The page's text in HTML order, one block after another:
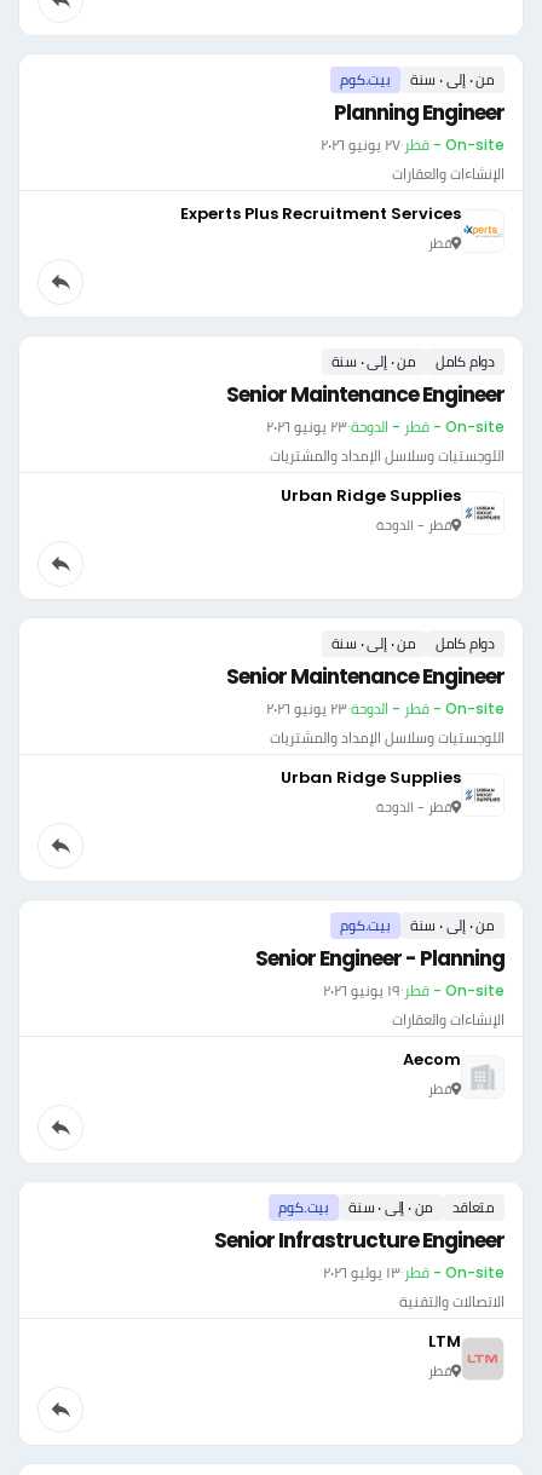
من ٠ إلى ٠ سنة بيت.كوم
Planning Engineer
On-site - قطر ·٢٧ يونيو ٢٠٢٦
الإنشاءات والعقارات
Experts Plus Recruitment Services
قطر
دوام كامل من ٠ إلى ٠ سنة
Senior Maintenance Engineer
On-site - قطر - الدوحة ·٢٣ يونيو ٢٠٢٦
اللوجستيات وسلاسل الإمداد والمشتريات
Urban Ridge Supplies
قطر - الدوحة
دوام كامل من ٠ إلى ٠ سنة
Senior Maintenance Engineer
On-site - قطر - الدوحة ·٢٣ يونيو ٢٠٢٦
اللوجستيات وسلاسل الإمداد والمشتريات
Urban Ridge Supplies
قطر - الدوحة
من ٠ إلى ٠ سنة بيت.كوم
Senior Engineer - Planning
On-site - قطر ·١٩ يونيو ٢٠٢٦
الإنشاءات والعقارات
Aecom
قطر
متعاقد من ٠ إلى ٠ سنة بيت.كوم
Senior Infrastructure Engineer
On-site - قطر ·١٣ يوليو ٢٠٢٦
الاتصالات والتقنية
LTM
قطر